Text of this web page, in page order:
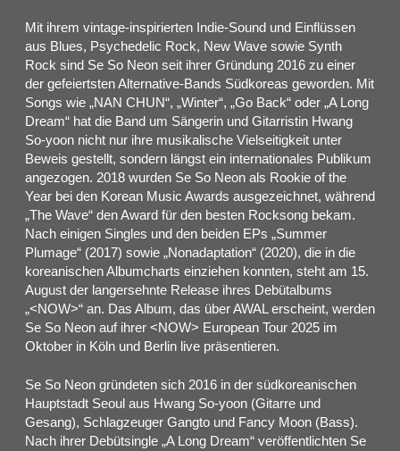
Mit ihrem vintage-inspirierten Indie-Sound und Einflüssen
aus Blues, Psychedelic Rock, New Wave sowie Synth
Rock sind Se So Neon seit ihrer Gründung 2016 zu einer
der gefeiertsten Alternative-Bands Südkoreas geworden. Mit
Songs wie „NAN CHUN“, „Winter“, „Go Back“ oder „A Long
Dream“ hat die Band um Sängerin und Gitarristin Hwang
So-yoon nicht nur ihre musikalische Vielseitigkeit unter
Beweis gestellt, sondern längst ein internationales Publikum
angezogen. 2018 wurden Se So Neon als Rookie of the
Year bei den Korean Music Awards ausgezeichnet, während
„The Wave“ den Award für den besten Rocksong bekam.
Nach einigen Singles und den beiden EPs „Summer
Plumage“ (2017) sowie „Nonadaptation“ (2020), die in die
koreanischen Albumcharts einziehen konnten, steht am 15.
August der langersehnte Release ihres Debütalbums
„<NOW>“ an. Das Album, das über AWAL erscheint, werden
Se So Neon auf ihrer <NOW> European Tour 2025 im
Oktober in Köln und Berlin live präsentieren.
Se So Neon gründeten sich 2016 in der südkoreanischen
Hauptstadt Seoul aus Hwang So-yoon (Gitarre und
Gesang), Schlagzeuger Gangto und Fancy Moon (Bass).
Nach ihrer Debütsingle „A Long Dream“ veröffentlichten Se